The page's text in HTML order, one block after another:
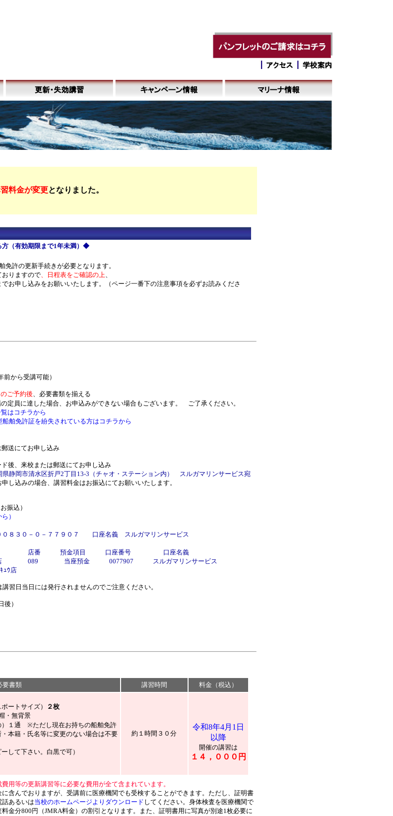
料金が変更となりました。
（有効期限まで1年未満）◆
許の更新手続きが必要となります。
りますので、日程表をご確認の上、
お申し込みをお願いいたします。（ページ一番下の注意事項を必ずお読みくださ
から受講可能）
ご予約後、必要書類を揃える
定員に達した場合、お申込みができない場合もございます。 ご了承ください。
はコチラから
舶免許証を紛失されている方はコチラから
にてお申し込み
来校または郵送にてお申し込み
静岡市清水区折戸2丁目13-3（チャオ・ステーション内） スルガマリンサービス宛
場合、講習料金はお振込にてお願いいたします。
振込）
）
０８３０－０－７７９０７
口座名義 スルガマリンサービス
金項目 口座番号 口座名義
座預金 0077907 スルガマリンサービス
習日当日には発行されませんのでご注意ください。
）
要書類 講習時間 料金（税込）
ートサイズ）
２枚
・無背景
１通
※ただし現在お持ちの船舶免許
本籍・氏名等に変更のない場合は不要
して下さい。白黒で可）
約１時間３０分
令和8年4月1日
以降
開催の講習は
１４，０００円
用等の更新講習等に必要な費用が全て含まれています。
含んでおりますが、受講前に医療機関でも受検することができます。ただし、証明書
あるいは当校のホームページよりダウンロード してください。身体検査を医療機関で
金分800円（JMRA料金）の割引となります。また、証明書用に写真が別途1枚必要に